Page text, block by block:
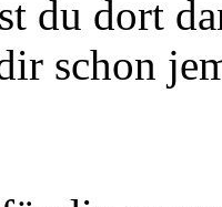
du dort
schon